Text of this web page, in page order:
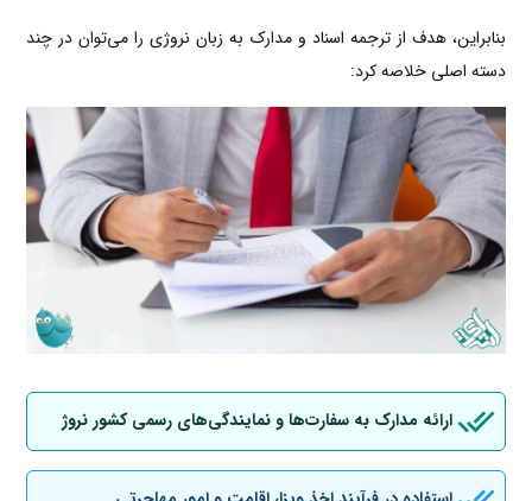
بنابراین، هدف از ترجمه اسناد و مدارک به زبان نروژی را می‌توان در چند
دسته اصلی خلاصه کرد:
ارائه مدارک به سفارت‌ها و نمایندگی‌های رسمی کشور نروژ